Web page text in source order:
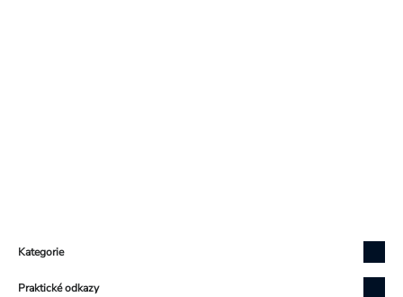
Kategorie
Praktické odkazy